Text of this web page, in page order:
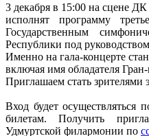
3 декабря в 15:00 на сцене
исполнят программу
Государственным
Республики под
Именно на гала-концерте
включая имя обладателя
Приглашаем стать зрителями
Вход будет осуществляться
билетам. Получить
Удмуртской филармонии по